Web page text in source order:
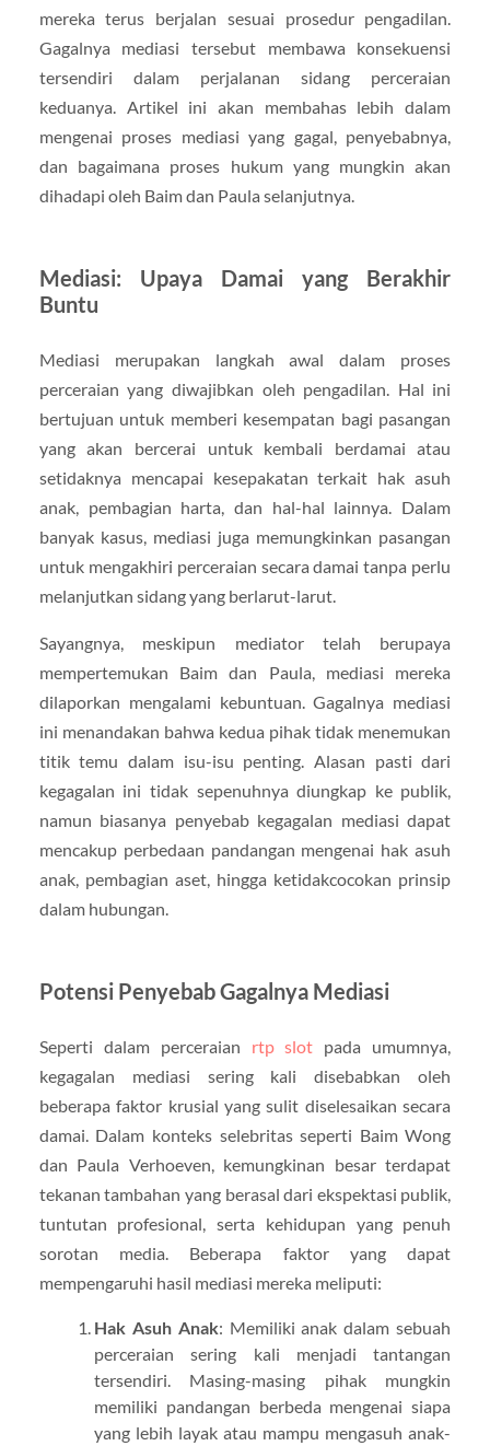
mereka terus berjalan sesuai prosedur pengadilan.
Gagalnya mediasi tersebut membawa konsekuensi
tersendiri dalam perjalanan sidang perceraian
keduanya. Artikel ini akan membahas lebih dalam
mengenai proses mediasi yang gagal, penyebabnya,
dan bagaimana proses hukum yang mungkin akan
dihadapi oleh Baim dan Paula selanjutnya.
Mediasi: Upaya Damai yang Berakhir
Buntu
Mediasi merupakan langkah awal dalam proses
perceraian yang diwajibkan oleh pengadilan. Hal ini
bertujuan untuk memberi kesempatan bagi pasangan
yang akan bercerai untuk kembali berdamai atau
setidaknya mencapai kesepakatan terkait hak asuh
anak, pembagian harta, dan hal-hal lainnya. Dalam
banyak kasus, mediasi juga memungkinkan pasangan
untuk mengakhiri perceraian secara damai tanpa perlu
melanjutkan sidang yang berlarut-larut.
Sayangnya, meskipun mediator telah berupaya
mempertemukan Baim dan Paula, mediasi mereka
dilaporkan mengalami kebuntuan. Gagalnya mediasi
ini menandakan bahwa kedua pihak tidak menemukan
titik temu dalam isu-isu penting. Alasan pasti dari
kegagalan ini tidak sepenuhnya diungkap ke publik,
namun biasanya penyebab kegagalan mediasi dapat
mencakup perbedaan pandangan mengenai hak asuh
anak, pembagian aset, hingga ketidakcocokan prinsip
dalam hubungan.
Potensi Penyebab Gagalnya Mediasi
Seperti dalam perceraian rtp slot pada umumnya,
kegagalan mediasi sering kali disebabkan oleh
beberapa faktor krusial yang sulit diselesaikan secara
damai. Dalam konteks selebritas seperti Baim Wong
dan Paula Verhoeven, kemungkinan besar terdapat
tekanan tambahan yang berasal dari ekspektasi publik,
tuntutan profesional, serta kehidupan yang penuh
sorotan media. Beberapa faktor yang dapat
mempengaruhi hasil mediasi mereka meliputi:
Hak Asuh Anak: Memiliki anak dalam sebuah
perceraian sering kali menjadi tantangan
tersendiri. Masing-masing pihak mungkin
memiliki pandangan berbeda mengenai siapa
yang lebih layak atau mampu mengasuh anak-